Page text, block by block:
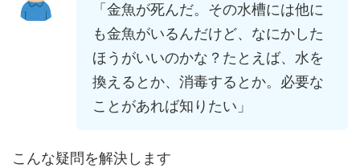
「金魚が死んだ。その水槽には他に
も金魚がいるんだけど、なにかした
ほうがいいのかな？たとえば、水を
換えるとか、消毒するとか。必要な
ことがあれば知りたい」
こんな疑問を解決します